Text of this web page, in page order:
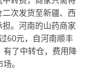
次发货至新疆、西
。河南的山药商家
60元，自河南顺丰
有了中转仓，费用降
。